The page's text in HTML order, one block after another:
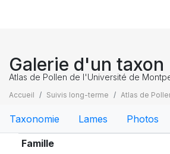
Galerie d'un taxon
Atlas de Pollen de l'Université de
Accueil Suivis long-terme Atlas de
Taxonomie Lames Photos
Taxonomie
Famille